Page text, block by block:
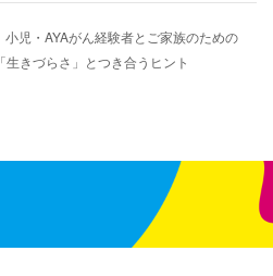
小児・AYAがん経験者とご家族のための
「生きづらさ」とつき合うヒント